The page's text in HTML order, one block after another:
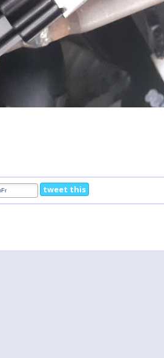
tweet this